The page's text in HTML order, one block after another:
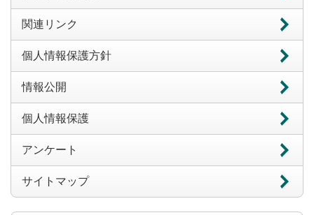
関連リンク
個人情報保護方針
情報公開
個人情報保護
アンケート
サイトマップ